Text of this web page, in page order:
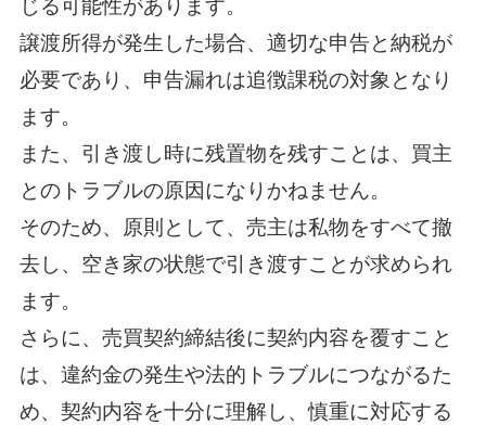
じる可能性があります。
譲渡所得が発生した場合、適切な申告と納税が
必要であり、申告漏れは追徴課税の対象となり
ます。
また、引き渡し時に残置物を残すことは、買主
とのトラブルの原因になりかねません。
そのため、原則として、売主は私物をすべて撤
去し、空き家の状態で引き渡すことが求められ
ます。
さらに、売買契約締結後に契約内容を覆すこと
は、違約金の発生や法的トラブルにつながるた
め、契約内容を十分に理解し、慎重に対応する